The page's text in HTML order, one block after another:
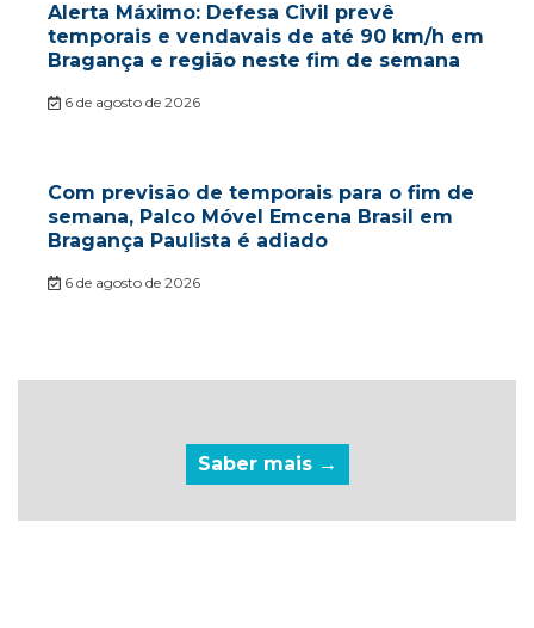
Alerta Máximo: Defesa Civil prevê
temporais e vendavais de até 90 km/h em
Bragança e região neste fim de semana
6 de agosto de 2026
Com previsão de temporais para o fim de
semana, Palco Móvel Emcena Brasil em
Bragança Paulista é adiado
6 de agosto de 2026
Saber mais →